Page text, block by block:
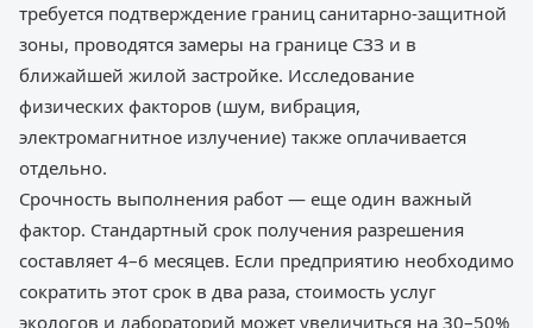
требуется подтверждение границ санитарно-защитной
зоны, проводятся замеры на границе СЗЗ и в
ближайшей жилой застройке. Исследование
физических факторов (шум, вибрация,
электромагнитное излучение) также оплачивается
отдельно.
Срочность выполнения работ — еще один важный
фактор. Стандартный срок получения разрешения
составляет 4–6 месяцев. Если предприятию необходимо
сократить этот срок в два раза, стоимость услуг
экологов и лабораторий может увеличиться на 30–50%